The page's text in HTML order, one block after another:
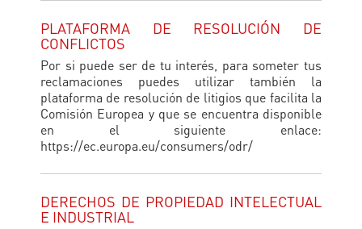
PLATAFORMA DE RESOLUCIÓN DE
CONFLICTOS
Por si puede ser de tu interés, para someter tus
reclamaciones puedes utilizar también la
plataforma de resolución de litigios que facilita la
Comisión Europea y que se encuentra disponible
en el siguiente enlace:
https://ec.europa.eu/consumers/odr/
DERECHOS DE PROPIEDAD INTELECTUAL
E INDUSTRIAL